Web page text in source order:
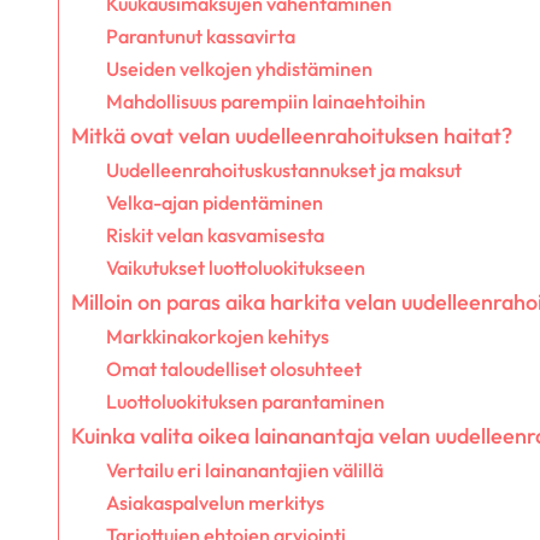
Parantunut kassavirta
Useiden velkojen yhdistäminen
Mahdollisuus parempiin lainaehtoihin
Mitkä ovat velan uudelleenrahoituksen haitat?
Uudelleenrahoituskustannukset ja maksut
Velka-ajan pidentäminen
Riskit velan kasvamisesta
Vaikutukset luottoluokitukseen
Milloin on paras aika harkita velan
Markkinakorkojen kehitys
Omat taloudelliset olosuhteet
Luottoluokituksen parantaminen
Kuinka valita oikea lainanantaja velan
Vertailu eri lainanantajien välillä
Asiakaspalvelun merkitys
Tarjottujen ehtojen arviointi